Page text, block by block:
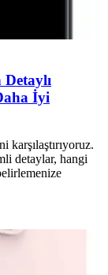
İyi
detaylar, hangi